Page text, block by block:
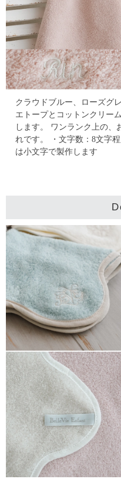
クラウドブルー、ローズグ
エトープとコットンクリー
します。
ワンランク上の、
れです。
・文字数：8文字
は小文字で製作します